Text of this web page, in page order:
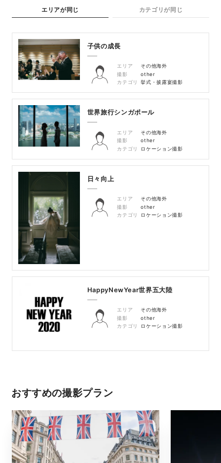
エリアが同じ カテゴリが同じ
子供の成長
エリア
その他海外
撮影
other
カテゴリ
挙式・披露宴撮影
世界旅行シンガポール
エリア
その他海外
撮影
other
カテゴリ
ロケーション撮影
日々向上
エリア
その他海外
撮影
other
カテゴリ
ロケーション撮影
HappyNewYear世界五大陸
エリア
その他海外
撮影
other
カテゴリ
ロケーション撮影
おすすめの撮影プラン